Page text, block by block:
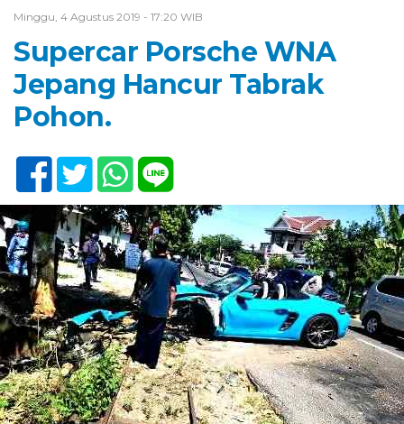
Minggu, 4 Agustus 2019 - 17:20 WIB
Supercar Porsche WNA
Jepang Hancur Tabrak
Pohon.